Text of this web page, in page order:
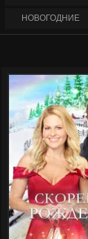
НОВОГОДНИЕ